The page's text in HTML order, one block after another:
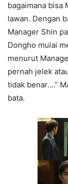
bagaimana bisa
lawan. Dengan
Manager Shin
Dongho mulai
menurut
pernah jelek
tidak benar….”
bata.